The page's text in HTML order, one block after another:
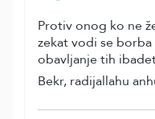
Protiv onog ko ne
zekat vodi se
obavljanje tih
Bekr, radijallahu